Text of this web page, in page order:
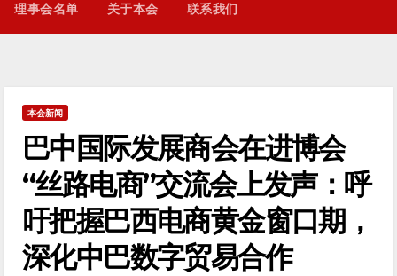
理事会名单 关于本会 联系我们
本会新闻
巴中国际发展商会在进博会
“丝路电商”交流会上发声：呼
吁把握巴西电商黄金窗口期，
深化中巴数字贸易合作